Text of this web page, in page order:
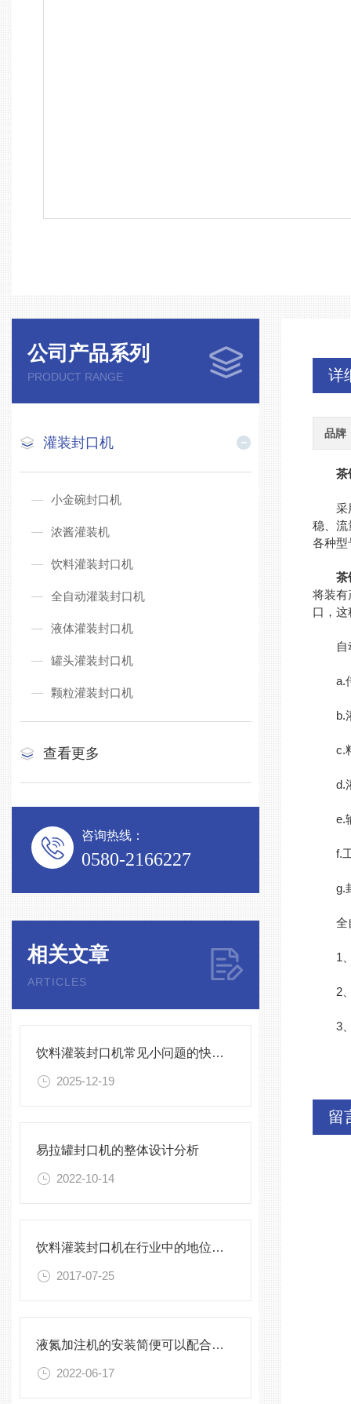
公司产品系列
PRODUCT RANGE
灌装封口机
小金碗封口机
浓酱灌装机
饮料灌装封口机
全自动灌装封口机
液体灌装封口机
罐头灌装封口机
颗粒灌装封口机
查看更多
咨询热线：
0580-2166227
相关文章
ARTICLES
饮料灌装封口机常见小问题的快速诊断与解决方法指南
2025-12-19
易拉罐封口机的整体设计分析
2022-10-14
饮料灌装封口机在行业中的地位大大的提高
2017-07-25
液氮加注机的安装简便可以配合任何生产线
2022-06-17
详
品牌
茶
采用
稳、流
各种型
茶
将装有
口，
自动
a.传
b.灌
c.料
d.灌
e.输
f.工
g.封
全自
1、
2、
3、
留